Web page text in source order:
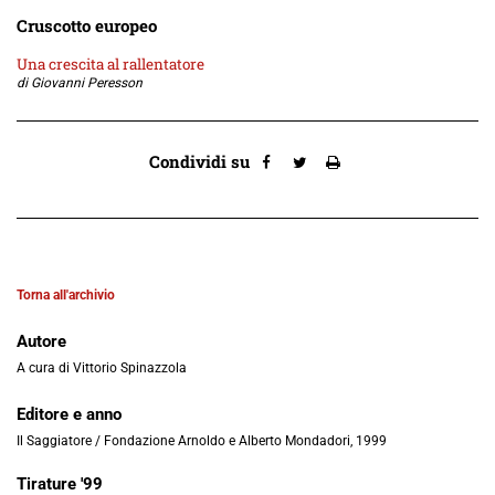
Torna all'archivio
Autore
A cura di Vittorio Spinazzola
Editore e anno
Il Saggiatore / Fondazione Arnoldo e Alberto Mondadori, 1999
Tirature '99
Cruscotto europeo
Una crescita al rallentatore
di Giovanni Peresson
Condividi su